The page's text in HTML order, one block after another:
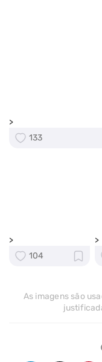
>
133
>
104
>
As imagens são